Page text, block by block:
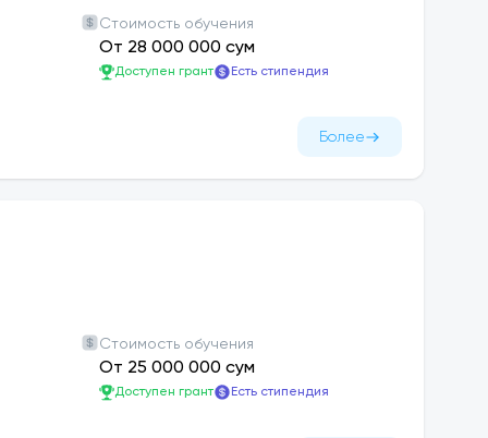
на 600 мест. Для студентов
Размещение осуществляется на основе
скидку на оплату обучения до 5 млн сумов.
программы в следующих
Стоимость обучения
От 28 000 000 сум
Доступен грант Есть стипендия
Более
Стоимость обучения
От 25 000 000 сум
Доступен грант Есть стипендия